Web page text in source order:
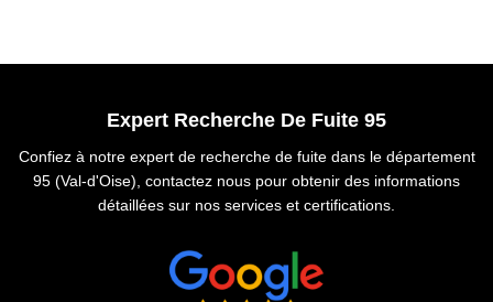
Expert Recherche De Fuite 95
Confiez à notre expert de recherche de fuite dans le département
95 (Val-d'Oise), contactez nous pour obtenir des informations
détaillées sur nos services et certifications.